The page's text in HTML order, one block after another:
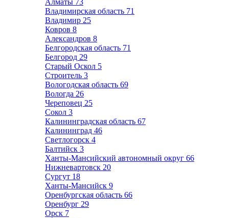
Алматы 73
Владимирская область 71
Владимир 25
Ковров 8
Александров 8
Белгородская область 71
Белгород 29
Старый Оскол 5
Строитель 3
Вологодская область 69
Вологда 26
Череповец 25
Сокол 3
Калининградская область 67
Калининград 46
Светлогорск 4
Балтийск 3
Ханты-Мансийский автономный округ 66
Нижневартовск 20
Сургут 18
Ханты-Мансийск 9
Оренбургская область 66
Оренбург 29
Орск 7